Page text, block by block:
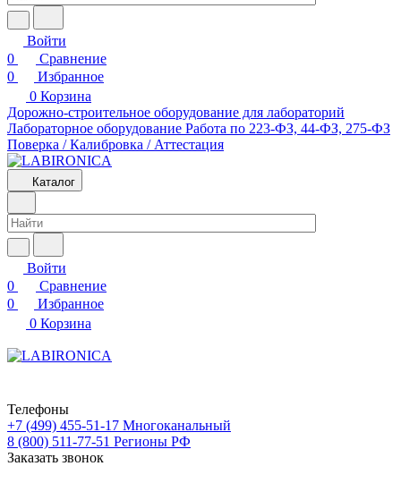
Войти
0
Сравнение
0
Избранное
0 Корзина
Дорожно-строительное оборудование для лабораторий
Лабораторное оборудование Работа по 223-ФЗ, 44-ФЗ, 275-ФЗ
Поверка / Калибровка / Аттестация
Каталог
Войти
0
Сравнение
0
Избранное
0 Корзина
Телефоны
+7 (499) 455-51-17 Многоканальный
8 (800) 511-77-51 Регионы РФ
Заказать звонок